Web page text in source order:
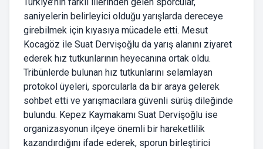
saniyelerin belirleyici olduğu yarışlarda dereceye
girebilmek için kıyasıya mücadele etti. Mesut
Kocagöz ile Suat Dervişoğlu da yarış alanını ziyaret
ederek hız tutkunlarının heyecanına ortak oldu.
Tribünlerde bulunan hız tutkunlarını selamlayan
protokol üyeleri, sporcularla da bir araya gelerek
sohbet etti ve yarışmacılara güvenli sürüş dileğinde
bulundu. Kepez Kaymakamı Suat Dervişoğlu ise
organizasyonun ilçeye önemli bir hareketlilik
kazandırdığını ifade ederek, sporun birleştirici